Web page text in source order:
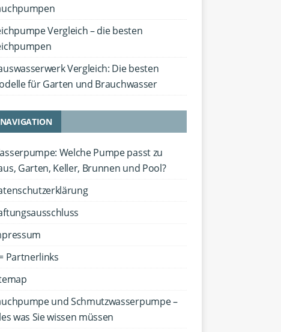
Vergleich – die besten
Vergleich: Die besten
für Garten und Brauchwasser
NAVIGATION
Welche Pumpe passt zu
Garten, Keller, Brunnen und Pool?
Partnerlinks
und Schmutzwasserpumpe –
was Sie wissen müssen